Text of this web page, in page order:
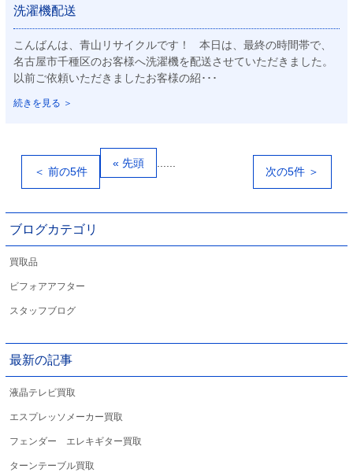
洗濯機配送
こんばんは、青山リサイクルです！ 本日は、最終の時間帯で、
名古屋市千種区のお客様へ洗濯機を配送させていただきました。
以前ご依頼いただきましたお客様の紹･･･
続きを見る ＞
« 先頭
＜ 前の5件 次の5件 ＞
ブログカテゴリ
買取品
ビフォアアフター
スタッフブログ
最新の記事
液晶テレビ買取
エスプレッソメーカー買取
フェンダー エレキギター買取
ターンテーブル買取